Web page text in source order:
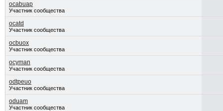
ocabuap
Участник сообщества
ocatd
Участник сообщества
ocbuox
Участник сообщества
ocyman
Участник сообщества
odtpeuo
Участник сообщества
oduam
Участник сообщества